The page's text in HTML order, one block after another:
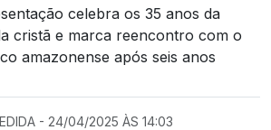
celebra os 35 anos da
cristã e marca reencontro com o
amazonense após seis anos
- 24/04/2025 ÀS 14:03